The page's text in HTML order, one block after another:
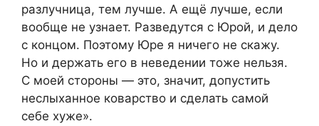
разлучница, тем лучше. А ещё лучше, если
вообще не узнает. Разведутся с Юрой, и дело
с концом. Поэтому Юре я ничего не скажу.
Но и держать его в неведении тоже нельзя.
С моей стороны — это, значит, допустить
неслыханное коварство и сделать самой
себе хуже».